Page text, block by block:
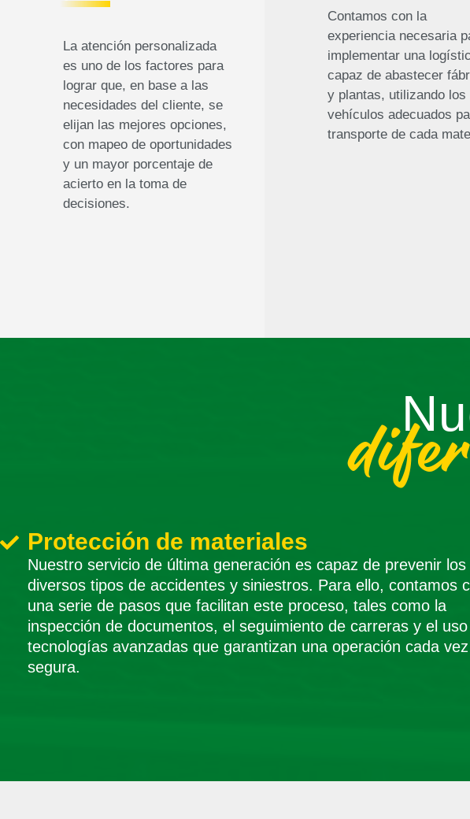
La atención personalizada
es uno de los factores para
lograr que, en base a las
necesidades del cliente, se
elijan las mejores opciones,
con mapeo de oportunidades
y un mayor porcentaje de
acierto en la toma de
decisiones.
Contamos con la
experiencia necesaria
implementar una
capaz de abastecer
y plantas, utilizando los
vehículos adecuados
transporte de cada
Protección de materiales
Nuestro servicio de última generación es capaz de prevenir
diversos tipos de accidentes y siniestros. Para ello, contamos
una serie de pasos que facilitan este proceso, tales como la
inspección de documentos, el seguimiento de carreras y el
tecnologías avanzadas que garantizan una operación cada
segura.